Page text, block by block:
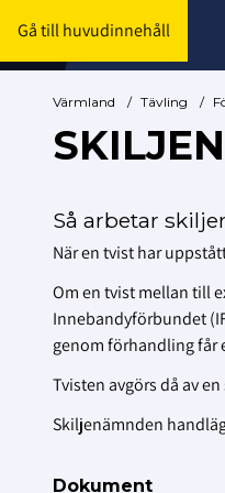
Gå till huvudinnehåll
Värmland / Tävling /
Så arbetar
När en tvist har
Om en tvist mellan till
Innebandyförbundet
genom förhandling får
Tvisten avgörs då av
Skiljenämnden
Dokument